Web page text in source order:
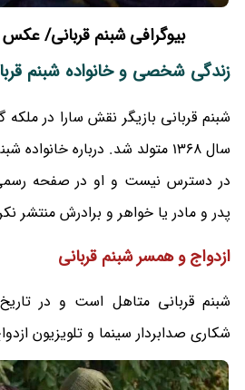
بیوگرافی شبنم قربانی/
زندگی شخصی و خانواده شبنم
سال 1368 متولد شد. درباره
در دسترس نیست و او در صفحه
پدر و مادر یا خواهر و برادرش منتشر
ازدواج و همسر شبنم قربانی
شکاری صدابردار سینما و تلویزیون